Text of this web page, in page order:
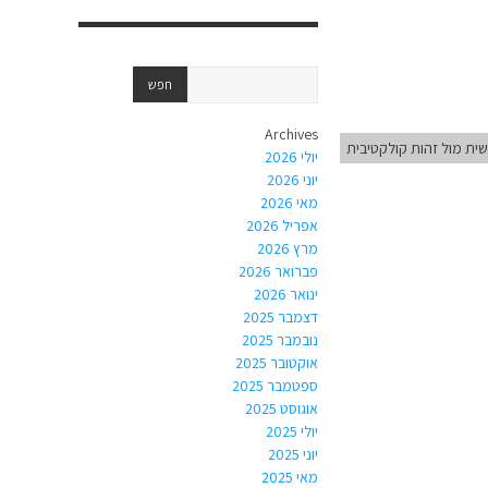
מול זהות קולקטיבית
Archives
יולי 2026
יוני 2026
מאי 2026
אפריל 2026
מרץ 2026
פברואר 2026
ינואר 2026
דצמבר 2025
נובמבר 2025
אוקטובר 2025
ספטמבר 2025
אוגוסט 2025
יולי 2025
יוני 2025
מאי 2025